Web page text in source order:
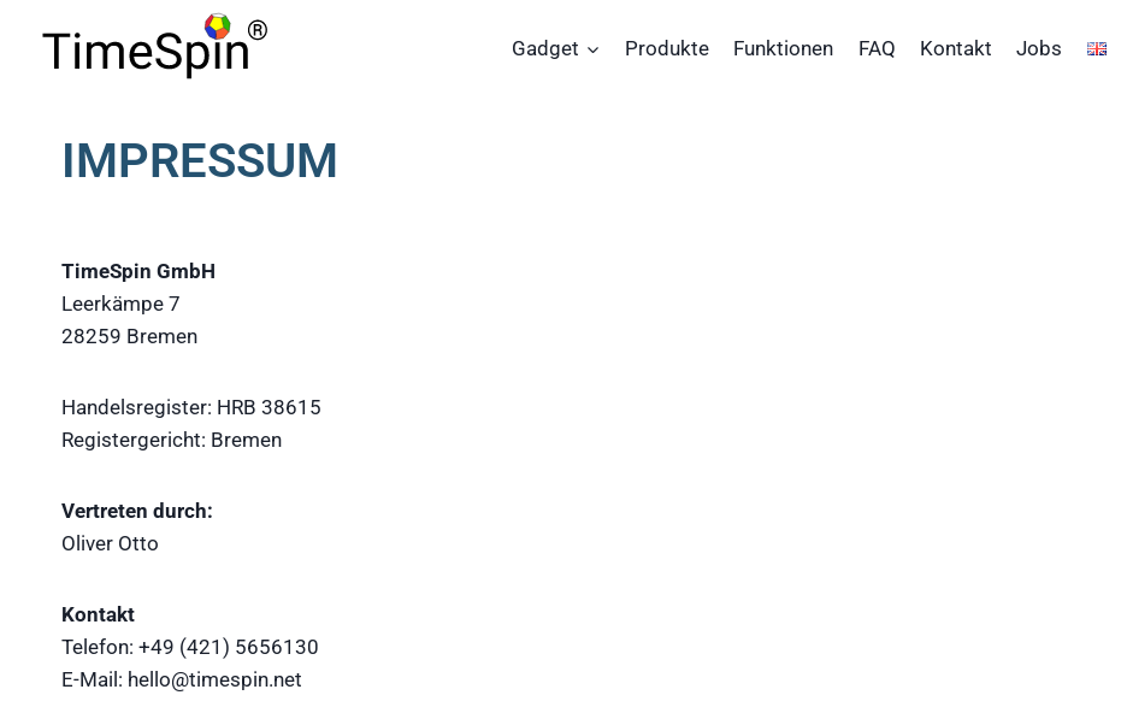
Gadget Produkte Funktionen FAQ Kontakt Jobs
IMPRESSUM
TimeSpin GmbH
Leerkämpe 7
28259 Bremen
Handelsregister: HRB 38615
Registergericht: Bremen
Vertreten durch:
Oliver Otto
Kontakt
Telefon: +49 (421) 5656130
E-Mail: hello@timespin.net